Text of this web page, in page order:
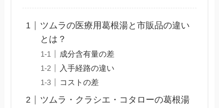
ツムラの医療用葛根湯と市販品の違い
とは？
成分含有量の差
入手経路の違い
コストの差
ツムラ・クラシエ・コタローの葛根湯